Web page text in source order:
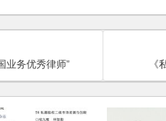
业务优秀律师”